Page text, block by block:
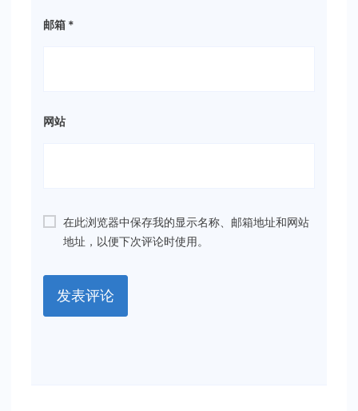
邮箱 *
网站
在此浏览器中保存我的显示名称、邮箱地址和网站
地址，以便下次评论时使用。